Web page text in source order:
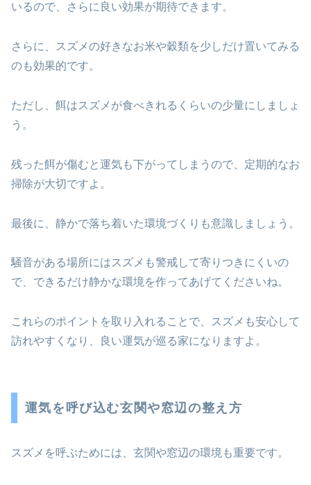
いるので、さらに良い効果が期待できます。
さらに、スズメの好きなお米や穀類を少しだけ置いてみる
のも効果的です。
ただし、餌はスズメが食べきれるくらいの少量にしましょ
う。
残った餌が傷むと運気も下がってしまうので、定期的なお
掃除が大切ですよ。
最後に、静かで落ち着いた環境づくりも意識しましょう。
騒音がある場所にはスズメも警戒して寄りつきにくいの
で、できるだけ静かな環境を作ってあげてくださいね。
これらのポイントを取り入れることで、スズメも安心して
訪れやすくなり、良い運気が巡る家になりますよ。
運気を呼び込む玄関や窓辺の整え方
スズメを呼ぶためには、玄関や窓辺の環境も重要です。